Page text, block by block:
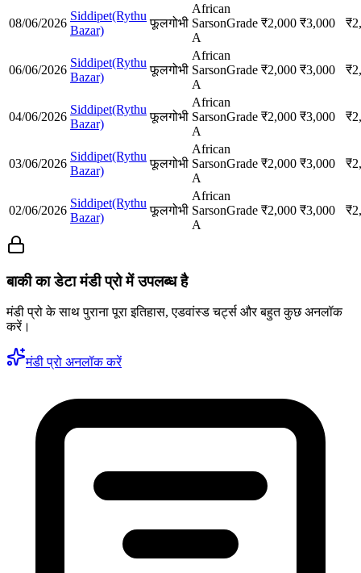
08/06/2026
Siddipet(Rythu
Bazar)
फूलगोभी
African
SarsonGrade
A
₹2,000 ₹3,000 ₹
06/06/2026
Siddipet(Rythu
Bazar)
फूलगोभी
African
SarsonGrade
A
₹2,000 ₹3,000 ₹
04/06/2026
Siddipet(Rythu
Bazar)
फूलगोभी
African
SarsonGrade
A
₹2,000 ₹3,000 ₹
03/06/2026
Siddipet(Rythu
Bazar)
फूलगोभी
African
SarsonGrade
A
₹2,000 ₹3,000 ₹
02/06/2026
Siddipet(Rythu
Bazar)
फूलगोभी
African
SarsonGrade
A
₹2,000 ₹3,000 ₹
बाकी का डेटा मंडी प्रो में उपलब्ध है
मंडी प्रो के साथ पुराना पूरा इतिहास, एडवांस्ड चर्ट्स और बहुत कुछ अनलॉक
करें।
मंडी प्रो अनलॉक करें